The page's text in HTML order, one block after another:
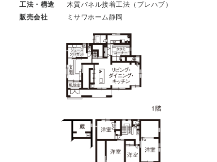
工法・構造
木質パネル接着工法（プレハブ）
販売会社
ミサワホーム静岡